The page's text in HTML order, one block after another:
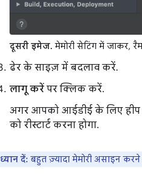
दूसरी इमेज. मेमोरी सेटिंग में जाकर,
ढेर के साइज़ में बदलाव करें.
लागू करें पर क्लिक करें.
अगर आपको आईडीई के लिए हीप
को रीस्टार्ट करना होगा.
ध्यान दें: बहुत ज़्यादा मेमोरी असाइन